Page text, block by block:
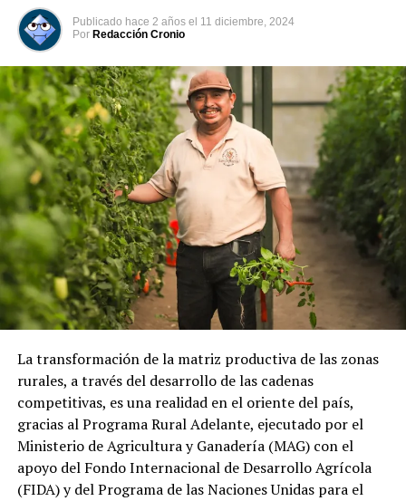
Publicado hace 2 años el 11 diciembre, 2024
Por Redacción Cronio
La transformación de la matriz productiva de las zonas
rurales, a través del desarrollo de las cadenas
competitivas, es una realidad en el oriente del país,
gracias al Programa Rural Adelante, ejecutado por el
Ministerio de Agricultura y Ganadería (MAG) con el
apoyo del Fondo Internacional de Desarrollo Agrícola
(FIDA) y del Programa de las Naciones Unidas para el